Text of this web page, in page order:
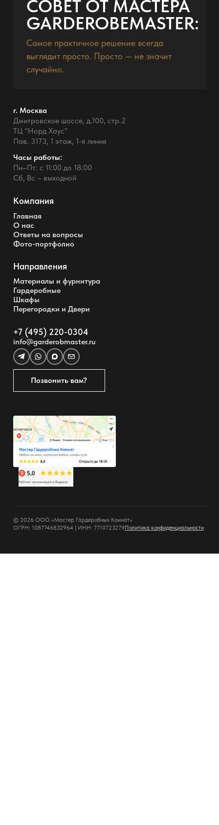
СОВЕТ ОТ МАСТЕРА
GARDEROBEMASTER:
Самое практичное решение всегда
выглядит просто. Просто — не значит
случайно.
г. Москва
Дмитровское шоссе, д.100, стр.2
ТЦ "Норд Хаус"
Пав. 3173, 1 этаж, 1-я линия
Часы работы:
Пн–Пт: с 11:00 до 18:00
Сб, Вс – выходной
Компания
Главная
О нас
Ответы на вопросы
Фото-портфолио
Направления
Материалы и фурнитура
Гардеробные
Шкафы
Перегородки и Двери
+7 (495) 220-0304
info@garderobmaster.ru
Позвонить вам?
© 2026 ООО «Мастер Гардеробных Комнат»
ОГРН: 1087746832964 | ИНН: 7710723279Политика конфиденциальности